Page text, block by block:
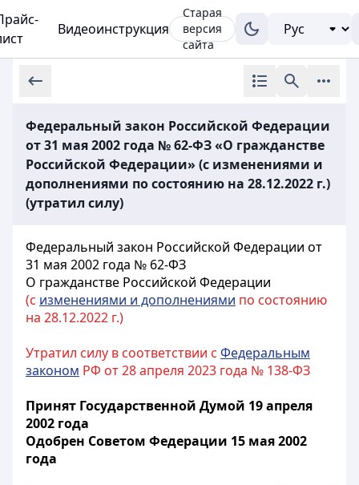
Видеоинструкция
Старая
версия
сайта
Федеральный закон Российской Федерации
от 31 мая 2002 года № 62-ФЗ «О гражданстве
Российской Федерации» (с изменениями и
дополнениями по состоянию на 28.12.2022 г.)
(утратил силу)
Федеральный закон Российской Федерации от
31 мая 2002 года № 62-ФЗ
О гражданстве Российской Федерации
(с изменениями и дополнениями по состоянию
на 28.12.2022 г.)
Утратил силу в соответствии с Федеральным
законом РФ от 28 апреля 2023 года № 138-ФЗ
Принят Государственной Думой 19 апреля
2002 года
Одобрен Советом Федерации 15 мая 2002
года